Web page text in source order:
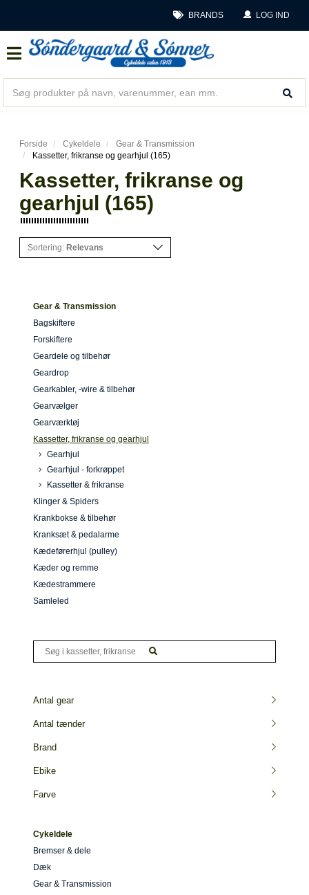
BRANDS LOG IND
Forside Cykeldele
Gear & Transmission
Kassetter, frikranse og gearhjul (165)
Kassetter, frikranse og
gearhjul (165)
Sortering: Relevans
Gear & Transmission
Bagskiftere
Forskiftere
Geardele og tilbehør
Geardrop
Gearkabler, -wire & tilbehør
Gearvælger
Gearværktøj
Kassetter, frikranse og gearhjul
Gearhjul
Gearhjul - forkrøppet
Kassetter & frikranse
Klinger & Spiders
Krankbokse & tilbehør
Kranksæt & pedalarme
Kædeførerhjul (pulley)
Kæder og remme
Kædestrammere
Samleled
Antal gear
Antal tænder
Brand
Ebike
Farve
Cykeldele
Bremser & dele
Dæk
Gear & Transmission